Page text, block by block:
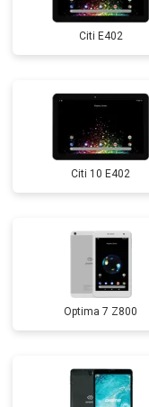
Citi E402
Citi 10 E402
Optima 7 Z800